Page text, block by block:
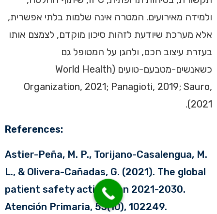
ולמידה מאירועים. המטרה אינה שלמות בלתי אפשרית,
אלא מערכת שיודעת לזהות סיכון מוקדם, לצמצם אותו
בעזרת עיצוב חכם, ולהגן על המטופל גם
כשאנשים-מטבעם-טועים (World Health
Organization, 2021; Panagioti, 2019; Sauro,
2021).
References:
Astier-Peña, M. P., Torijano-Casalengua, M.
L., & Olivera-Cañadas, G. (2021). The global
patient safety action plan 2021-2030.
Atención Primaria, 53(10), 102249.